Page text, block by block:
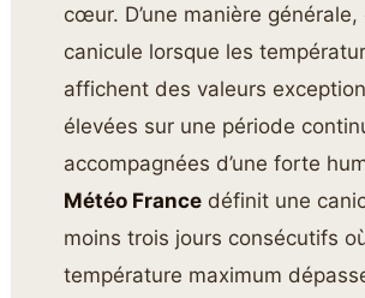
cœur. D’une manière
canicule lorsque les
affichent des valeurs
élevées sur une période
accompagnées d’une forte
Météo France définit une
moins trois jours consécutifs
température maximum